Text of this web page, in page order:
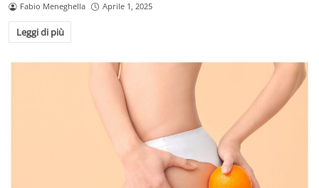
Fabio Meneghella Aprile 1, 2025
Leggi di più